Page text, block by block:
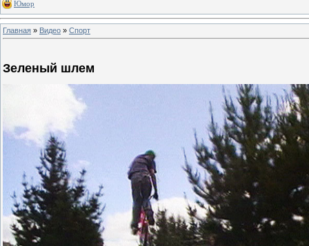
Юмор
Главная » Видео » Спорт
Зеленый шлем